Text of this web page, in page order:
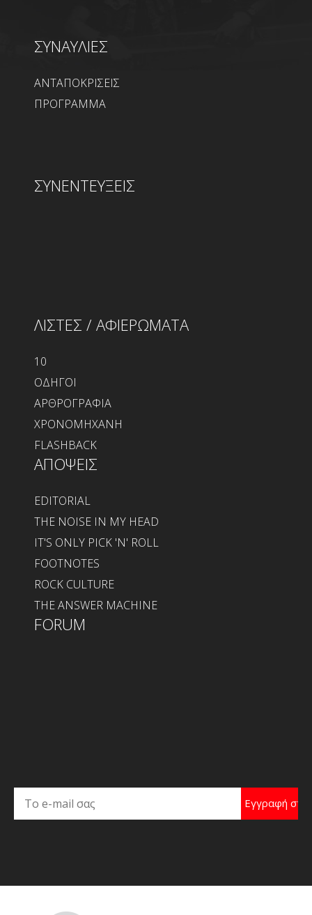
ΣΥΝΑΥΛΙΕΣ
ΑΝΤΑΠΟΚΡΙΣΕΙΣ
ΠΡΟΓΡΑΜΜΑ
ΣΥΝΕΝΤΕΥΞΕΙΣ
ΛΙΣΤΕΣ / ΑΦΙΕΡΩΜΑΤΑ
10
ΟΔΗΓΟΙ
ΑΡΘΡΟΓΡΑΦΙΑ
ΧΡΟΝΟΜΗΧΑΝΗ
FLASHBACK
ΑΠΟΨΕΙΣ
EDITORIAL
THE NOISE IN MY HEAD
IT'S ONLY PICK 'N' ROLL
FOOTNOTES
ROCK CULTURE
THE ANSWER MACHINE
FORUM